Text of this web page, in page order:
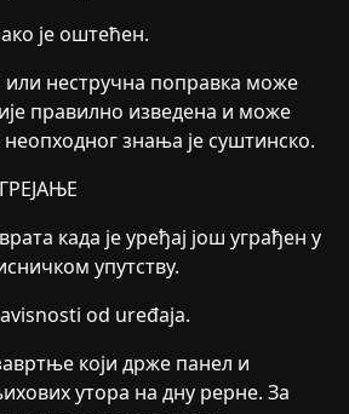
је оштећен.
нестручна поправка може
правилно изведена и може
знања је суштинско.
када је уређај још уграђен у
упутству.
od uređaja.
који држе панел и
утора на дну рерне. За